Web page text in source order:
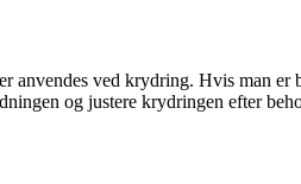
ved krydring. Hvis man er
og justere krydringen efter